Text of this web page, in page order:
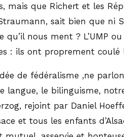
mais que Richert et les
sait bien que ni
nous ment ? L’UMP
: ils ont proprement coulé
de fédéralisme ,ne
langue, le bilinguisme,
rejoint par Daniel
et tous les enfants